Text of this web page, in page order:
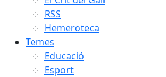
RSS
Hemeroteca
Temes
Educació
Esport